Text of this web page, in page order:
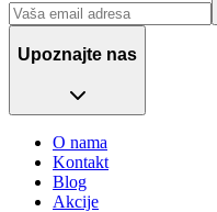
Upoznajte nas
O nama
Kontakt
Blog
Akcije